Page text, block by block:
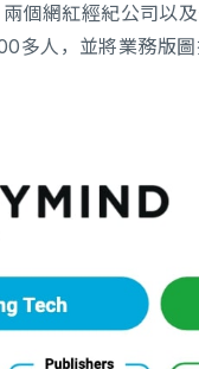
個網紅經紀公司以
人，並將業務版圖